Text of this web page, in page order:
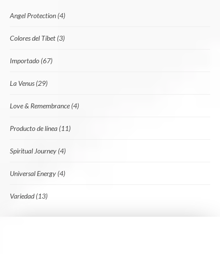
Angel Protection (4)
Colores del Tíbet (3)
Importado (67)
La Venus (29)
Love & Remembrance (4)
Producto de línea (11)
Spiritual Journey (4)
Universal Energy (4)
Variedad(13)